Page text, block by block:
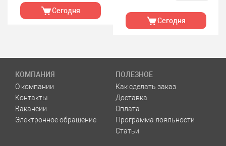
Сегодня
Сегодня
КОМПАНИЯ
О компании
Контакты
Вакансии
Электронное обращение
ПОЛЕЗНОЕ
Как сделать заказ
Доставка
Оплата
Программа лояльности
Статьи